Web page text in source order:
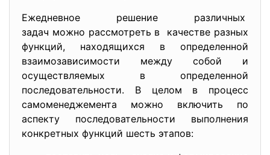
Ежедневное решение различных
задач можно рассмотреть в качестве разных
функций, находящихся в определенной
взаимозависимости между собой и
осуществляемых в определенной
последовательности. В целом в процесс
самоменеджемента можно включить по
аспекту последовательности выполнения
конкретных функций шесть этапов: